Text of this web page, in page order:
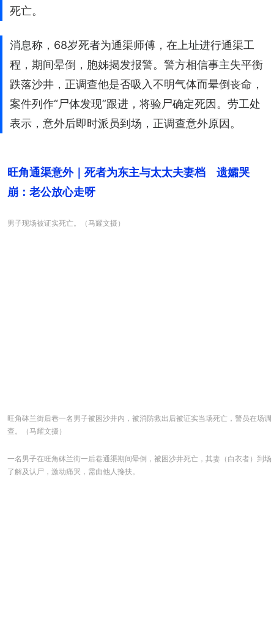
死亡。
消息称，68岁死者为通渠师傅，在上址进行通渠工
程，期间晕倒，胞姊揭发报警。警方相信事主失平衡
跌落沙井，正调查他是否吸入不明气体而晕倒丧命，
案件列作“尸体发现”跟进，将验尸确定死因。劳工处
表示，意外后即时派员到场，正调查意外原因。
旺角通渠意外｜死者为东主与太太夫妻档　遗孀哭
崩：老公放心走呀
男子现场被证实死亡。（马耀文摄）
旺角砵兰街后巷一名男子被困沙井内，被消防救出后被证实当场死亡，警员在场调
查。（马耀文摄）
一名男子在旺角砵兰街一后巷通渠期间晕倒，被困沙井死亡，其妻（白衣者）到场
了解及认尸，激动痛哭，需由他人搀扶。